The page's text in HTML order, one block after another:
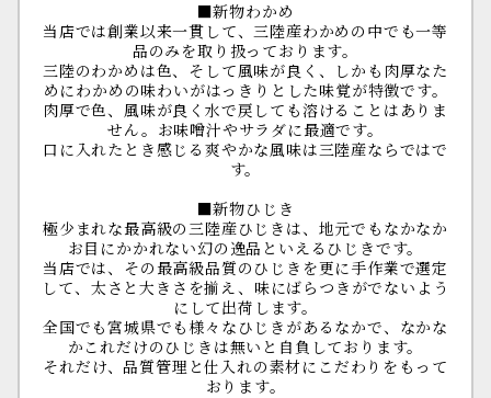
■新物わかめ
当店では創業以来一貫して、三陸産わかめの中でも一等
品のみを取り扱っております。
三陸のわかめは色、そして風味が良く、しかも肉厚なた
めにわかめの味わいがはっきりとした味覚が特徴です。
肉厚で色、風味が良く水で戻しても溶けることはありま
せん。お味噌汁やサラダに最適です。
口に入れたとき感じる爽やかな風味は三陸産ならではで
す。
■新物ひじき
極少まれな最高級の三陸産ひじきは、地元でもなかなか
お目にかかれない幻の逸品といえるひじきです。
当店では、その最高級品質のひじきを更に手作業で選定
して、太さと大きさを揃え、味にばらつきがでないよう
にして出荷します。
全国でも宮城県でも様々なひじきがあるなかで、なかな
かこれだけのひじきは無いと自負しております。
それだけ、品質管理と仕入れの素材にこだわりをもって
おります。